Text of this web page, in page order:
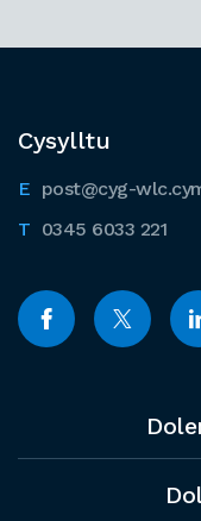
Cysylltu
post@cyg-
0345 6033 221